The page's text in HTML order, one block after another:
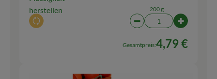
herstellen
Auswahl ändern
200 g
Artikelanzahl
Gesamtpreis:4,79 €